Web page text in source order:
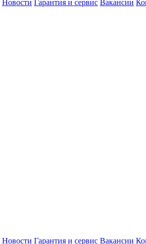
Новости Гарантия и сервис Вакансии
Новости Гарантия и сервис Вакансии